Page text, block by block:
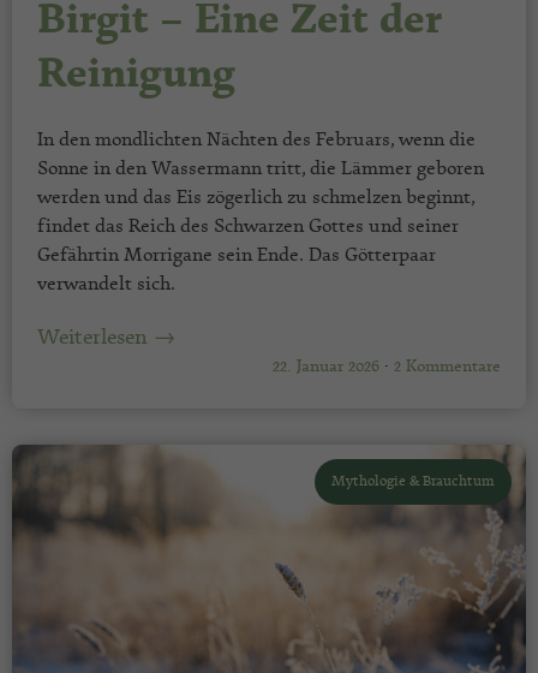
22. Januar 2026 · 2 Kommentare
Birgit – Eine Zeit der
Reinigung
In den mondlichten Nächten des Februars, wenn die
Sonne in den Wassermann tritt, die Lämmer geboren
werden und das Eis zögerlich zu schmelzen beginnt,
findet das Reich des Schwarzen Gottes und seiner
Gefährtin Morrigane sein Ende. Das Götterpaar
verwandelt sich.
Weiterlesen →
Mythologie & Brauchtum